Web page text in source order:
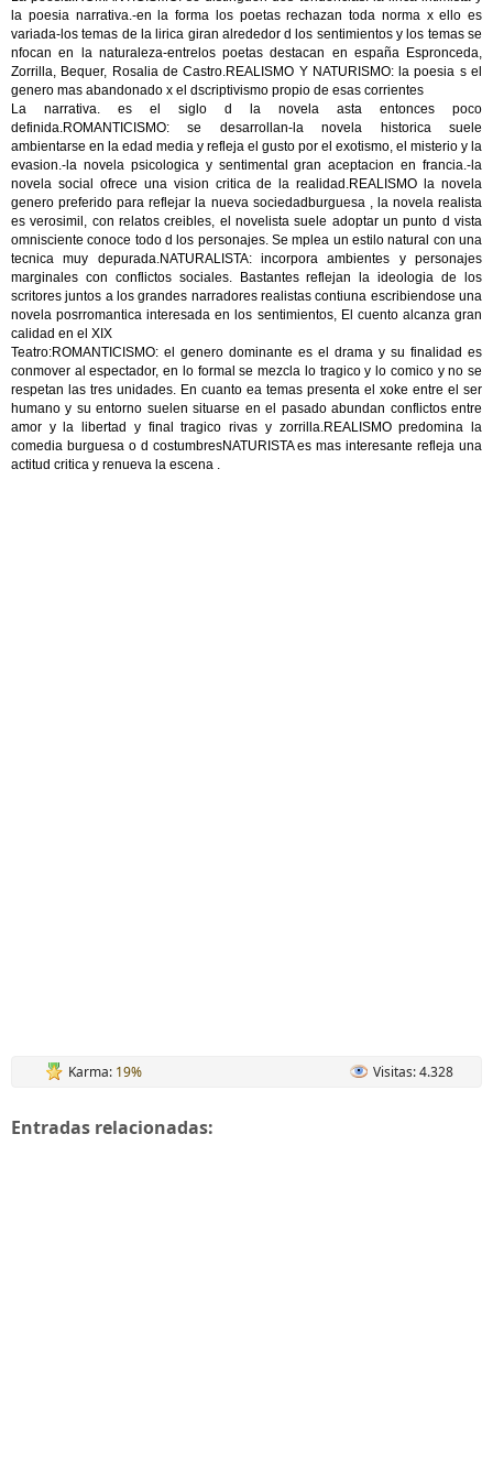
la poesia narrativa.-en la forma los poetas rechazan toda norma x ello es
variada-los temas de la lirica giran alrededor d los sentimientos y los temas se
nfocan en la naturaleza-entrelos poetas destacan en españa Espronceda,
Zorrilla, Bequer, Rosalia de Castro.REALISMO Y NATURISMO: la poesia s el
genero mas abandonado x el dscriptivismo propio de esas corrientes
La narrativa. es el siglo d la novela asta entonces poco
definida.ROMANTICISMO: se desarrollan-la novela historica suele
ambientarse en la edad media y refleja el gusto por el exotismo, el misterio y la
evasion.-la novela psicologica y sentimental gran aceptacion en francia.-la
novela social ofrece una vision critica de la realidad.REALISMO la novela
genero preferido para reflejar la nueva sociedadburguesa , la novela realista
es verosimil, con relatos creibles, el novelista suele adoptar un punto d vista
omnisciente conoce todo d los personajes. Se mplea un estilo natural con una
tecnica muy depurada.NATURALISTA: incorpora ambientes y personajes
marginales con conflictos sociales. Bastantes reflejan la ideologia de los
scritores juntos a los grandes narradores realistas contiuna escribiendose una
novela posrromantica interesada en los sentimientos, El cuento alcanza gran
calidad en el XIX
Teatro:ROMANTICISMO: el genero dominante es el drama y su finalidad es
conmover al espectador, en lo formal se mezcla lo tragico y lo comico y no se
respetan las tres unidades. En cuanto ea temas presenta el xoke entre el ser
humano y su entorno suelen situarse en el pasado abundan conflictos entre
amor y la libertad y final tragico rivas y zorrilla.REALISMO predomina la
comedia burguesa o d costumbresNATURISTA es mas interesante refleja una
actitud critica y renueva la escena .
Karma: 19% Visitas: 4.328
Entradas relacionadas: